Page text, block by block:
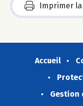
Imprimer
Accueil
Gestion